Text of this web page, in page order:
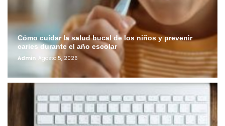
Cómo cuidar la salud bucal de los niños y prevenir
caries durante el año escolar
Admin Agosto 5, 2026